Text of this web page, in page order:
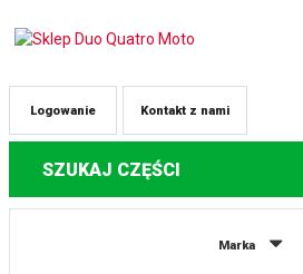
Kontakt z nami
Logowanie
SZUKAJ CZĘŚCI
Marka
Części do quadów Polaris